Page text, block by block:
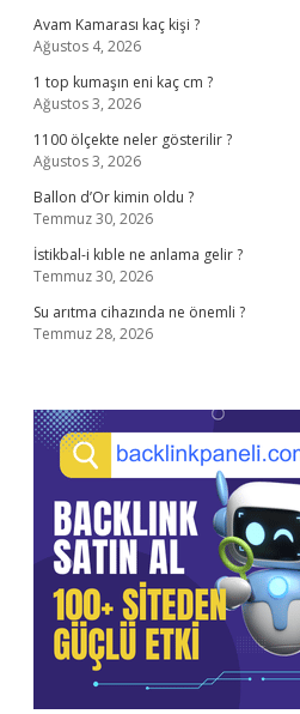
Avam Kamarası kaç kişi ?
Ağustos 4, 2026
1 top kumaşın eni kaç cm ?
Ağustos 3, 2026
1100 ölçekte neler gösterilir ?
Ağustos 3, 2026
Ballon d’Or kimin oldu ?
Temmuz 30, 2026
İstikbal-i kıble ne anlama gelir ?
Temmuz 30, 2026
Su arıtma cihazında ne önemli ?
Temmuz 28, 2026